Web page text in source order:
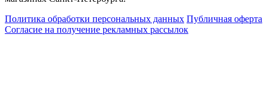
Политика обработки персональных данных Публичная оферта
Согласие на получение рекламных рассылок